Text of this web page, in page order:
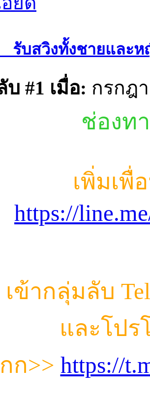
รับสวิงทั้งชายและ
#1 เมื่อ: กรกฎา
ช่องท
เพิ่มเพื่
https://
เข้ากลุ่มลับ
และโป
ก>> https://